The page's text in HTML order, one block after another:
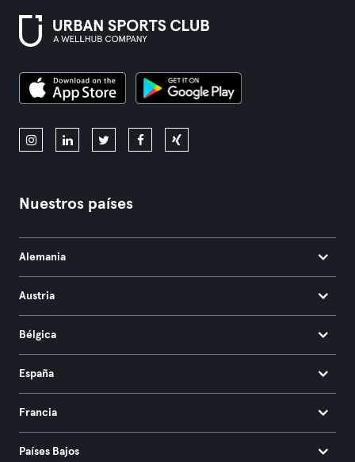
Nuestros países
Alemania
Austria
Bélgica
España
Francia
Países Bajos